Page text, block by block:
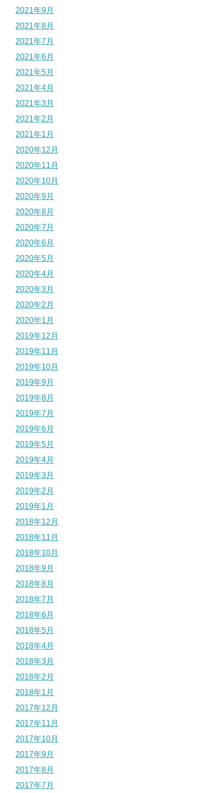
2021年9月
2021年8月
2021年7月
2021年6月
2021年5月
2021年4月
2021年3月
2021年2月
2021年1月
2020年12月
2020年11月
2020年10月
2020年9月
2020年8月
2020年7月
2020年6月
2020年5月
2020年4月
2020年3月
2020年2月
2020年1月
2019年12月
2019年11月
2019年10月
2019年9月
2019年8月
2019年7月
2019年6月
2019年5月
2019年4月
2019年3月
2019年2月
2019年1月
2018年12月
2018年11月
2018年10月
2018年9月
2018年8月
2018年7月
2018年6月
2018年5月
2018年4月
2018年3月
2018年2月
2018年1月
2017年12月
2017年11月
2017年10月
2017年9月
2017年8月
2017年7月